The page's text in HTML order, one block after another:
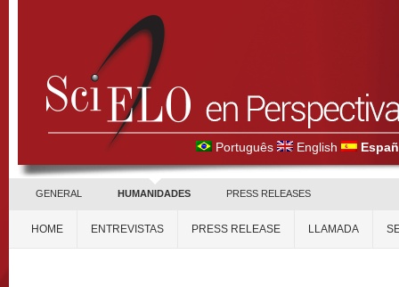
Português English
GENERAL HUMANIDADES PRESS RELEASES
HOME ENTREVISTAS PRESS RELEASE LLAMADA